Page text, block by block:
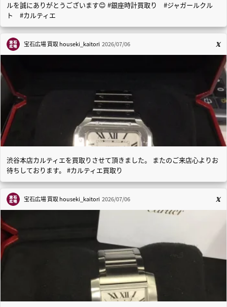
ルを誠にありがとうございます😊 #銀座時計買取り #ジャガールクル
ト #カルティエ
宝石広場 買取houseki_kaitori 2026/07/06
渋谷本店カルティエを買取りさせて頂きました。 またのご来店心よりお
待ちしております。 #カルティエ買取り
宝石広場 買取houseki_kaitori 2026/07/06